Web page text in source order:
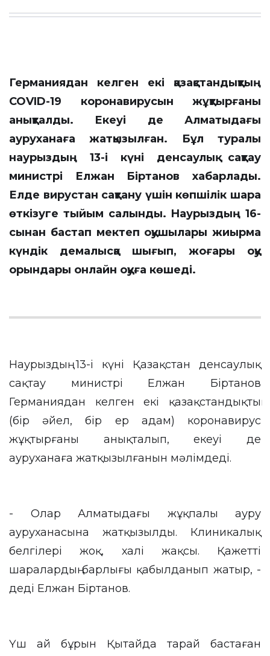
Германиядан келген екі қазақстандықтың
COVID-19 коронавирусын жұқтырғаны
анықталды. Екеуі де Алматыдағы
ауруханаға жатқызылған. Бұл туралы
наурыздың 13-і күні денсаулық сақтау
министрі Елжан Біртанов хабарлады.
Елде вирустан сақтану үшін көпшілік шара
өткізуге тыйым салынды. Наурыздың 16-
сынан бастап мектеп оқушылары жиырма
күндік демалысқа шығып, жоғары оқу
орындары онлайн оқуға көшеді.
Наурыздың 13-і күні Қазақстан денсаулық
сақтау министрі Елжан Біртанов
Германиядан келген екі қазақстандықтың
(бір әйел, бір ер адам) коронавирус
жұқтырғаны анықталып, екеуі де
ауруханаға жатқызылғанын мәлімдеді.
- Олар Алматыдағы жұқпалы ауру
ауруханасына жатқызылды. Клиникалық
белгілері жоқ, халі жақсы. Қажетті
шаралардың барлығы қабылданып жатыр, -
деді Елжан Біртанов.
Үш ай бұрын Қытайда тарай бастаған